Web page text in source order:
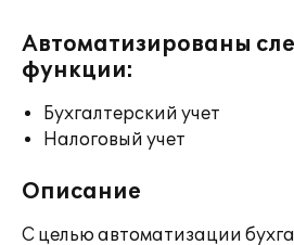
Автоматизированы
функции:
Бухгалтерский учет
Налоговый учет
Описание
С целью автоматизации